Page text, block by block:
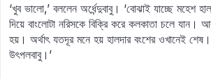
‘খুব ভালো,’ বললেন অর্ধেন্দুবাবু। ‘বোঝাই যাচ্ছে মহেশ
দিয়ে বাংলোটা নরিসকে বিক্রি করে কলকাতা চলে যান।
হয়। অর্থাৎ যতদূর মনে হয় হালদার বংশের ওখানেই
উৎপলবাবু।’